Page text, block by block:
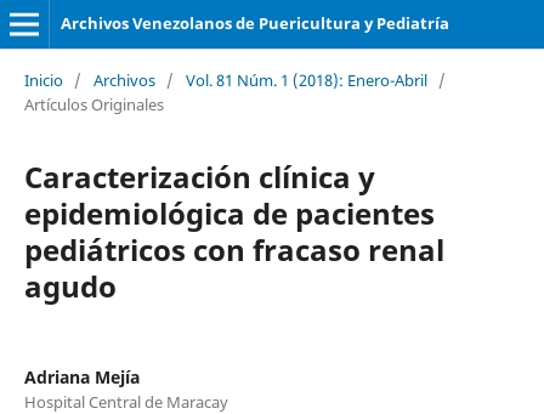
Archivos Venezolanos de Puericultura y Pediatría
Inicio / Archivos / Vol. 81 Núm. 1 (2018): Enero-Abril /
Artículos Originales
Caracterización clínica y
epidemiológica de pacientes
pediátricos con fracaso renal
agudo
Adriana Mejía
Hospital Central de Maracay